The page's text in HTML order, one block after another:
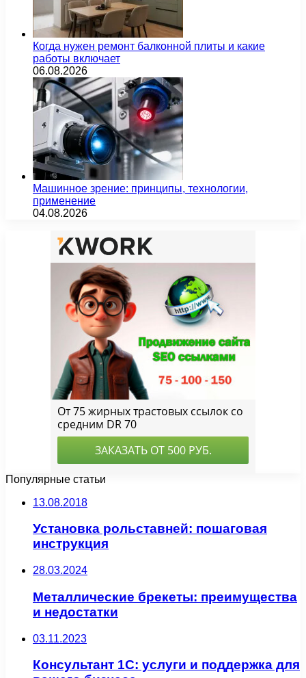
Когда нужен ремонт балконной плиты и какие
работы включает
06.08.2026
Машинное зрение: принципы, технологии,
применение
04.08.2026
Популярные статьи
13.08.2018
Установка рольставней: пошаговая
инструкция
28.03.2024
Металлические брекеты: преимущества
и недостатки
03.11.2023
Консультант 1С: услуги и поддержка для